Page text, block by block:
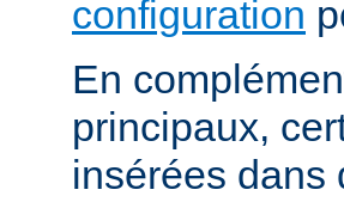
configuration
En
principaux,
insérées